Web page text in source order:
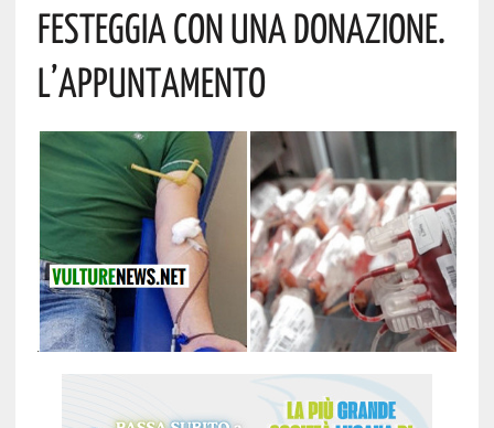
Festeggia Con Una Donazione.
L’appuntamento